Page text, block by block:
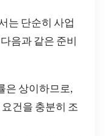
는 단순히 사업
음과 같은 준비
은 상이하므로,
건을 충분히 조